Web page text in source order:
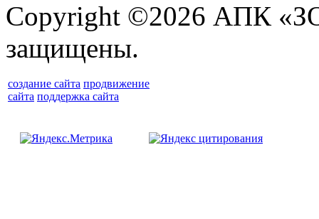
Copyright ©2026 АПК
защищены.
создание сайта продвижение
сайта поддержка сайта